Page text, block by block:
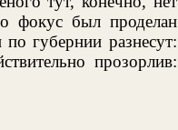
фокус был проделан
губернии разнесут:
прозорлив: